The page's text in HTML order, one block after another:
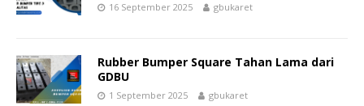
16 September 2025 gbukaret
Rubber Bumper Square Tahan Lama dari
GDBU
1 September 2025 gbukaret